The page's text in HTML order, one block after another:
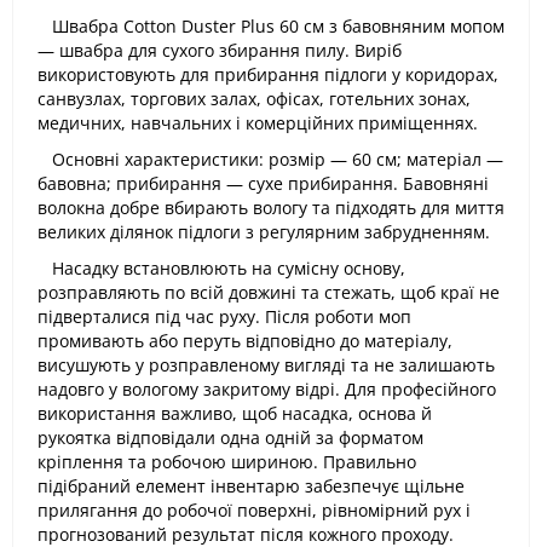
Швабра Cotton Duster Plus 60 см з бавовняним мопом
— швабра для сухого збирання пилу. Виріб
використовують для прибирання підлоги у коридорах,
санвузлах, торгових залах, офісах, готельних зонах,
медичних, навчальних і комерційних приміщеннях.
Основні характеристики: розмір — 60 см; матеріал —
бавовна; прибирання — сухе прибирання. Бавовняні
волокна добре вбирають вологу та підходять для миття
великих ділянок підлоги з регулярним забрудненням.
Насадку встановлюють на сумісну основу,
розправляють по всій довжині та стежать, щоб краї не
підверталися під час руху. Після роботи моп
промивають або перуть відповідно до матеріалу,
висушують у розправленому вигляді та не залишають
надовго у вологому закритому відрі. Для професійного
використання важливо, щоб насадка, основа й
рукоятка відповідали одна одній за форматом
кріплення та робочою шириною. Правильно
підібраний елемент інвентарю забезпечує щільне
прилягання до робочої поверхні, рівномірний рух і
прогнозований результат після кожного проходу.